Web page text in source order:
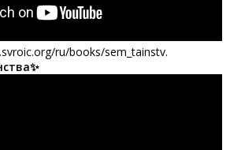
ru/books/sem_tainstv.